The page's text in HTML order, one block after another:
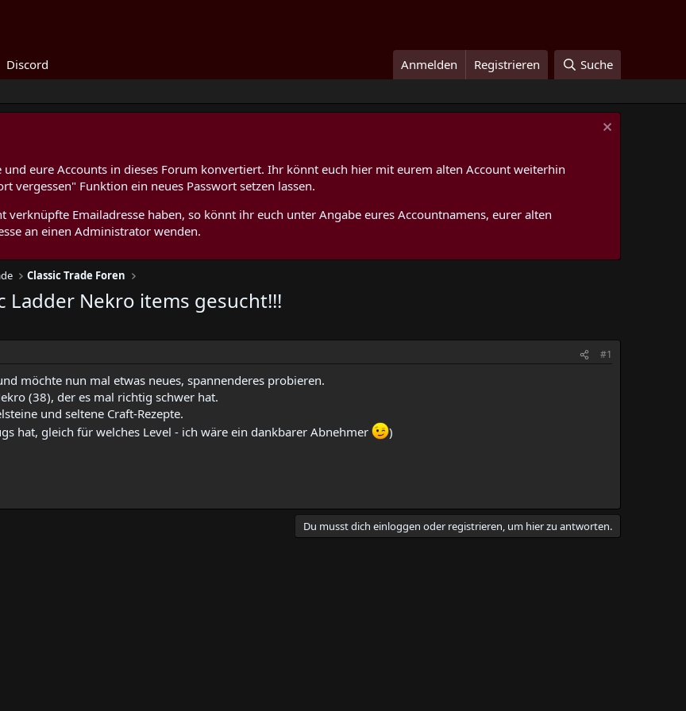
Discord Anmelden Registrieren Suche
eure Accounts in dieses Forum konvertiert. Ihr könnt euch hier mit eurem alten Account weiterhin
vergessen" Funktion ein neues Passwort setzen lassen.
Emailadresse haben, so könnt ihr euch unter Angabe eures Accountnamens, eurer alten
an einen Administrator wenden.
Classic Trade Foren
Ladder Nekro items gesucht!!!
#1
möchte nun mal etwas neues, spannenderes probieren.
(38), der es mal richtig schwer hat.
und seltene Craft-Rezepte.
hat, gleich für welches Level - ich wäre ein dankbarer Abnehmer
)
Du musst dich einloggen oder registrieren, um hier zu antworten.